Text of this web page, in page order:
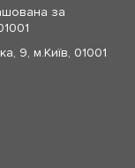
за
9, м.Київ, 01001